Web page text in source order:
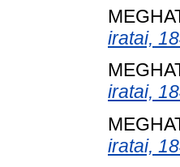
iratai,
iratai,
iratai,